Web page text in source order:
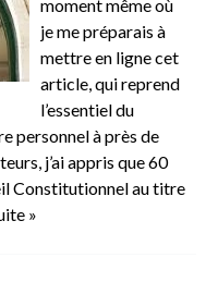
moment même où
je me préparais à
mettre en ligne cet
article, qui reprend
l’essentiel du
personnel à près de
j’ai appris que 60
Constitutionnel au titre
»